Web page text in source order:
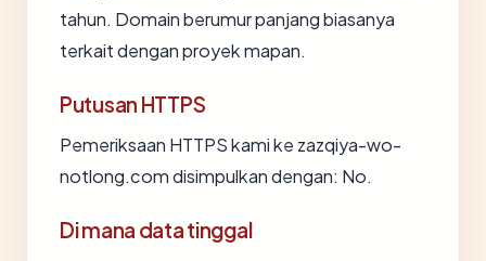
tahun. Domain berumur panjang biasanya
terkait dengan proyek mapan.
Putusan HTTPS
Pemeriksaan HTTPS kami ke zazqiya-wo-
notlong.com disimpulkan dengan: No.
Di mana data tinggal